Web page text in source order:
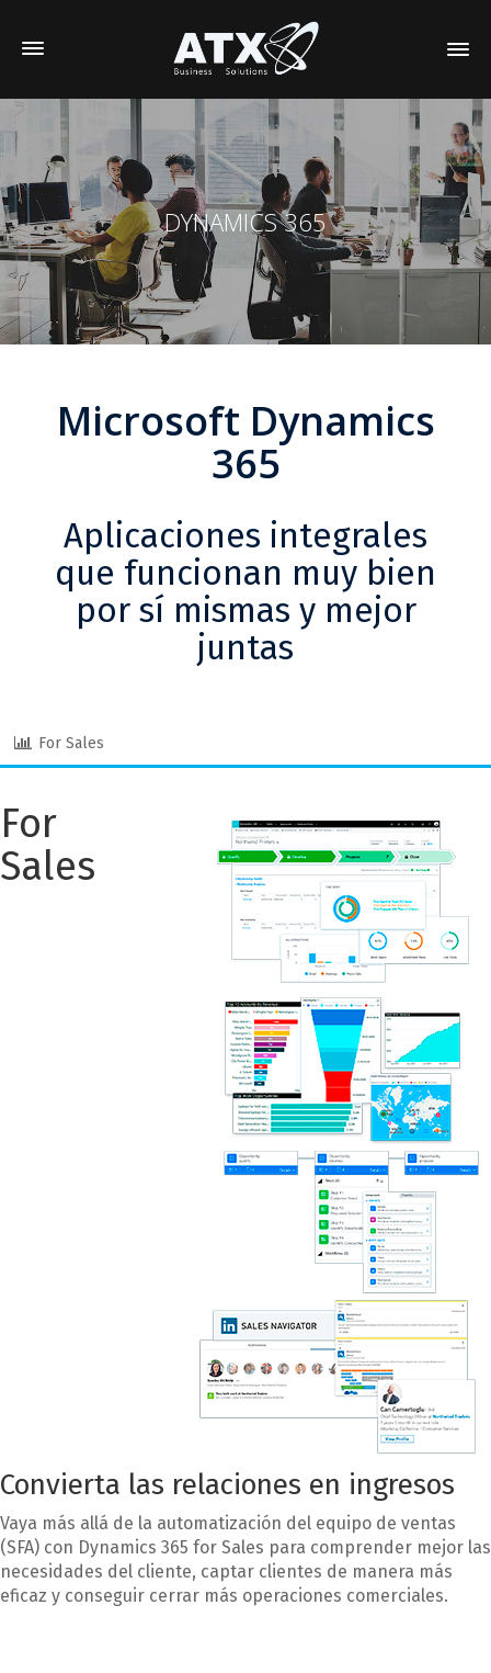
DYNAMICS 365
Microsoft Dynamics
365
Aplicaciones integrales
que funcionan muy bien
por sí mismas y mejor
juntas
For Sales
For
Sales
Convierta las relaciones en ingresos
Vaya más allá de la automatización del equipo de ventas
(SFA) con Dynamics 365 for Sales para comprender mejor las
necesidades del cliente, captar clientes de manera más
eficaz y conseguir cerrar más operaciones comerciales.